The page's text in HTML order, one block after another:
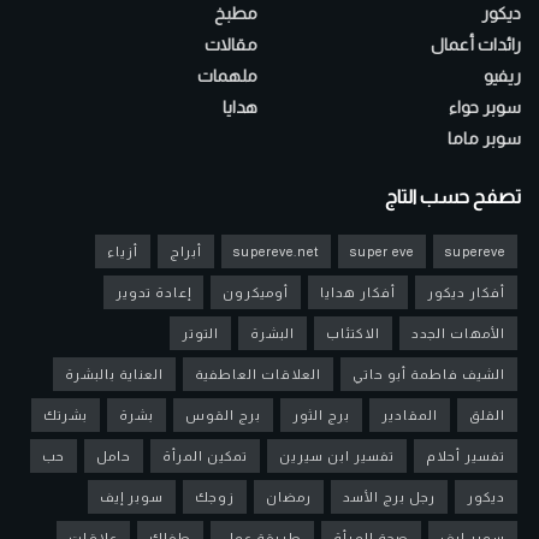
ديكور
رائدات أعمال
ريفيو
سوبر حواء
سوبر ماما
مطبخ
مقالات
ملهمات
هدايا
تصفح حسب التاج
supereve
super eve
supereve.net أبراج أزياء
أفكار ديكور أفكار هدايا أوميكرون إعادة تدوير
الأمهات الجدد الاكتئاب البشرة التوتر
الشيف فاطمة أبو حاتي العلاقات العاطفية العناية بالبشرة
القلق المقادير برج الثور برج القوس بشرة بشرتك
تفسير أحلام تفسير ابن سيرين تمكين المرأة حامل حب
ديكور رجل برج الأسد رمضان زوجك سوبر إيف